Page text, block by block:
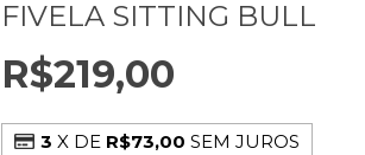
FIVELA SITTING BULL
R$219,00
3 X DE R$73,00 SEM JUROS